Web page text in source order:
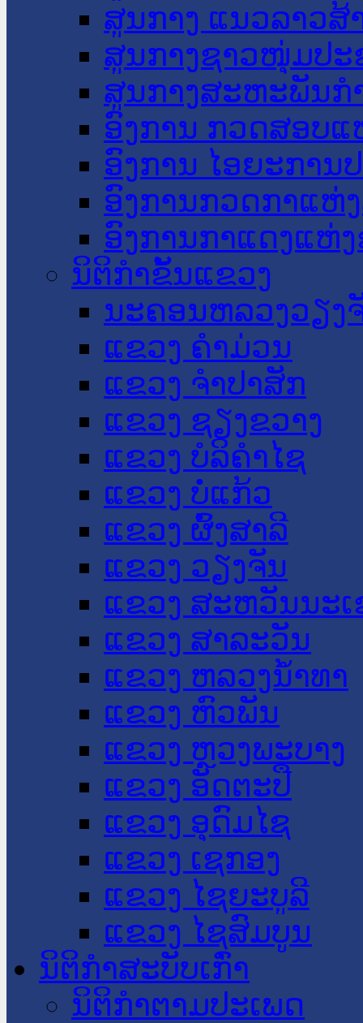
ສູນກາງ ແນວລາວສ້
ສູນກາງຊາວໜຸ່ມປະ
ສູນກາງສະຫະພັນກ
ອົງການ ກວດສອບແ
ອົງການ ໄອຍະການ
ອົງການກວດກາແຫ່
ອົງການກາແດງແຫ່
ນິຕິກໍາຂັ້ນແຂວງ
ນະ​ຄອນ​ຫລວງວຽງ
ແຂວງ ຄໍາມ່ວນ
ແຂວງ ຈໍາປາສັກ
ແຂວງ ຊຽງຂວາງ
ແຂວງ ບໍລິຄໍາໄຊ
ແຂວງ ບໍ່ແກ້ວ
ແຂວງ ຜົ້ງສາລີ
ແຂວງ ວຽງຈັນ
ແຂວງ ສະຫວັນນະ
ແຂວງ ສາລະວັນ
ແຂວງ ຫລວງນໍ້າທາ
ແຂວງ ຫົວພັນ
ແຂວງ ຫຼວງພະບາງ
ແຂວງ ອັດຕະປື
ແຂວງ ອຸດົມໄຊ
ແຂວງ ເຊກອງ
ແຂວງ ໄຊຍະບູລີ
ແຂວງ ໄຊສົມບູນ
ນິຕິກໍາສະບັບເກົ່າ
ນິຕິກຳຕາມປະເພດ